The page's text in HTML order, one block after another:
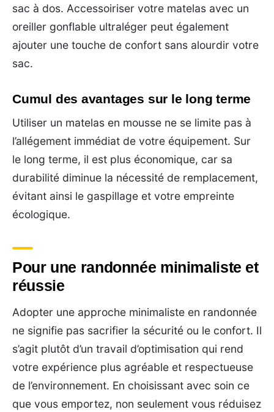
sac à dos. Accessoiriser votre matelas avec un
oreiller gonflable ultraléger peut également
ajouter une touche de confort sans alourdir votre
sac.
Cumul des avantages sur le long terme
Utiliser un matelas en mousse ne se limite pas à
l’allégement immédiat de votre équipement. Sur
le long terme, il est plus économique, car sa
durabilité diminue la nécessité de remplacement,
évitant ainsi le gaspillage et votre empreinte
écologique.
Pour une randonnée minimaliste et
réussie
Adopter une approche minimaliste en randonnée
ne signifie pas sacrifier la sécurité ou le confort. Il
s’agit plutôt d’un travail d’optimisation qui rend
votre expérience plus agréable et respectueuse
de l’environnement. En choisissant avec soin ce
que vous emportez, non seulement vous réduisez